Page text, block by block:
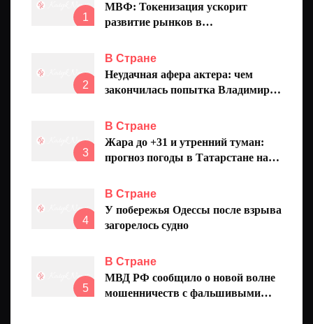
1
МВФ: Токенизация ускорит
развитие рынков в
2
В Стране
Неудачная афера актера: чем
закончилась попытка Владимира
«благотворительность»
3
В Стране
Жара до +31 и утренний туман:
прогноз погоды в Татарстане на
4
В Стране
У побережья Одессы после взрыва
загорелось судно
5
В Стране
МВД РФ сообщило о новой волне
мошенничеств с фальшивыми